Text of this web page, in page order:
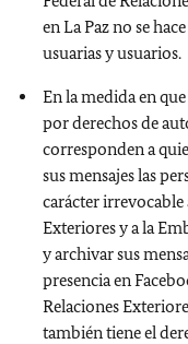
en La Paz no se
usuarias y usuarios.
En la medida en
por derechos de
corresponden a
sus mensajes las
carácter
Exteriores y a la
y archivar sus
presencia en
Relaciones
también tiene el